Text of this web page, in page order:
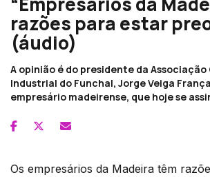
razões para estar
(áudio)
A opinião é do presidente da
Industrial do Funchal, Jorge Veiga
empresário madeirense, que hoje se
Os empresários da Madeira têm